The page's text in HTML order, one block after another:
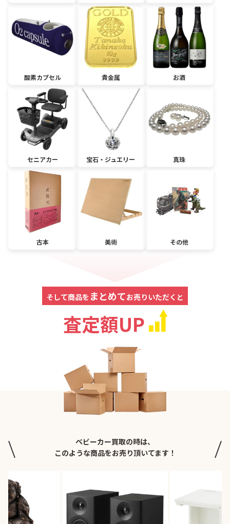
酸素カプセル 貴金属 お酒
セニアカー 宝石・ジュエリー 真珠
古本 美術 その他
そして商品を まとめてお売りいただくと
査定額UP
ベビーカー買取の時は、
このような商品をお売り頂いてます！